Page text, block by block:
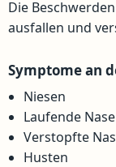
Die
ausfallen und
Symptome an
Niesen
Laufende Nase
Verstopfte
Husten